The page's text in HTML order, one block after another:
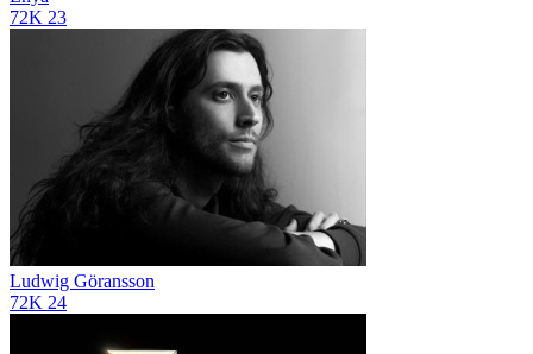
72K 23
Ludwig Göransson
72K 24